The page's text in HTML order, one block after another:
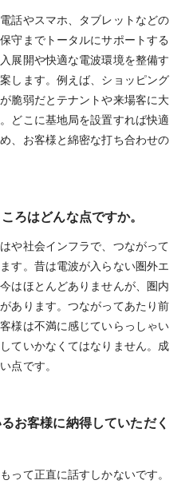
話やスマホ、タブレットなどの
守までトータルにサポートする
展開や快適な電波環境を整備す
します。例えば、ショッピング
脆弱だとテナントや来場客に大
どこに基地局を設置すれば快適
、お客様と綿密な打ち合わせの
ろはどんな点ですか。
や社会インフラで、つながって
す。昔は電波が入らない圏外エ
はほとんどありませんが、圏内
あります。つながってあたり前
様は不満に感じていらっしゃい
ていかなくてはなりません。成
点です。
お客様に納得していただく
って正直に話すしかないです。